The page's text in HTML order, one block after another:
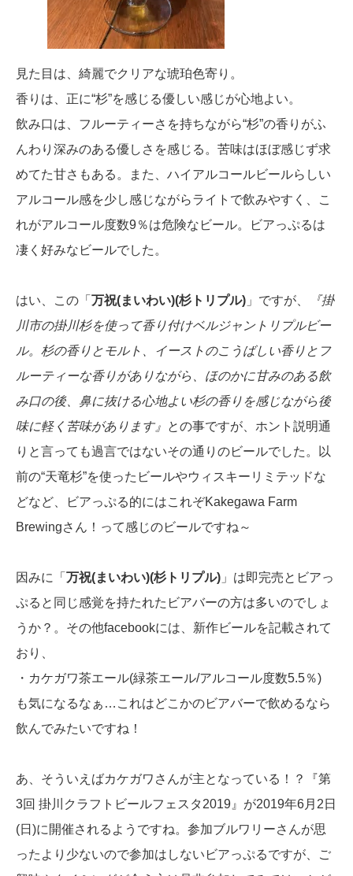
見た目は、綺麗でクリアな琥珀色寄り。
香りは、正に“杉”を感じる優しい感じが心地よい。
飲み口は、フルーティーさを持ちながら“杉”の香りがふ
んわり深みのある優しさを感じる。苦味はほぼ感じず求
めてた甘さもある。また、ハイアルコールビールらしい
アルコール感を少し感じながらライトで飲みやすく、こ
れがアルコール度数9％は危険なビール。ビアっぷるは
凄く好みなビールでした。
はい、この「 万祝(まいわい)(杉トリプル) 」ですが、
『掛
川市の掛川杉を使って香り付けベルジャントリプルビー
ル。杉の香りとモルト、イーストのこうばしい香りとフ
ルーティーな香りがありながら、ほのかに甘みのある飲
み口の後、鼻に抜ける心地よい杉の香りを感じながら後
味に軽く苦味があります』 との事ですが、ホント説明通
りと言っても過言ではないその通りのビールでした。以
前の“天竜杉”を使ったビールやウィスキーリミテッドな
どなど、ビアっぷる的にはこれぞKakegawa Farm
Brewingさん！って感じのビールですね～
因みに「 万祝(まいわい)(杉トリプル) 」は即完売とビアっ
ぷると同じ感覚を持たれたビアバーの方は多いのでしょ
うか？。その他facebookには、新作ビールを記載されて
おり、
・カケガワ茶エール(緑茶エール/アルコール度数5.5％)
も気になるなぁ…これはどこかのビアバーで飲めるなら
飲んでみたいですね！
あ、そういえばカケガワさんが主となっている！？『第
3回 掛川クラフトビールフェスタ2019』が2019年6月2日
(日)に開催されるようですね。参加ブルワリーさんが思
ったより少ないので参加はしないビアっぷるですが、ご